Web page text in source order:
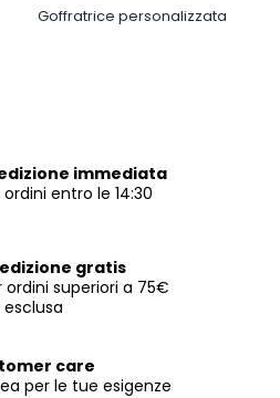
Goffratrice personalizzata
immediata
ordini entro le 14:30
gratis
ordini superiori a 75€
esclusa
care
per le tue esigenze